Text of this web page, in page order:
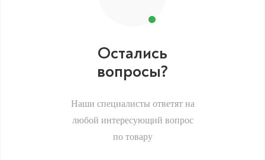
Остались
вопросы?
Наши специалисты ответят на
любой интересующий вопрос
по товару